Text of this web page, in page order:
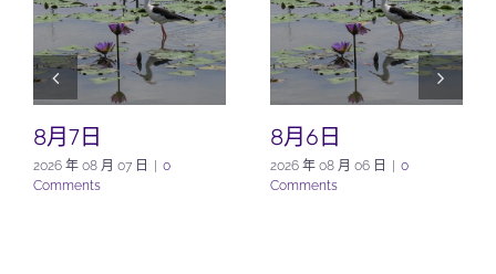
8月7日
2026 年 08 月 07 日
0
Comments
8月6日
2026 年 08 月 06 日
0
Comments